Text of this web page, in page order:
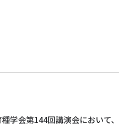
学会第144回講演会において